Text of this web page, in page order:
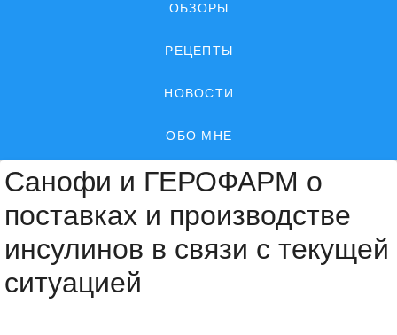
ОБЗОРЫ
РЕЦЕПТЫ
НОВОСТИ
ОБО МНЕ
Санофи и ГЕРОФАРМ о
поставках и производстве
инсулинов в связи с текущей
ситуацией